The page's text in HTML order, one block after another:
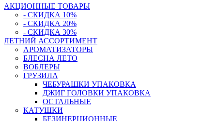
АКЦИОННЫЕ ТОВАРЫ
- СКИДКА 10%
- СКИДКА 20%
- СКИДКА 30%
ЛЕТНИЙ АССОРТИМЕНТ
АРОМАТИЗАТОРЫ
БЛЕСНА ЛЕТО
ВОБЛЕРЫ
ГРУЗИЛА
ЧЕБУРАШКИ УПАКОВКА
ДЖИГ ГОЛОВКИ УПАКОВКА
ОСТАЛЬНЫЕ
КАТУШКИ
БЕЗИНЕРЦИОННЫЕ